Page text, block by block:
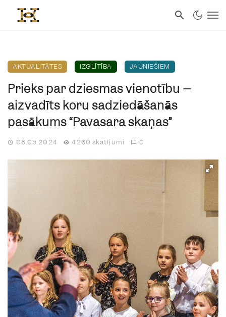
AKTUALITĀTES IZGLĪTĪBA JAUNIEŠIEM
Prieks par dziesmas vienotību –
aizvadīts koru sadziedāšanās
pasākums “Pavasara skaņas”
08.05.2024 4260 skatījumi 0